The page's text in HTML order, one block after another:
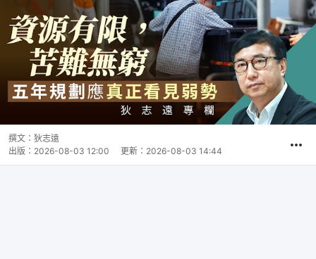
撰文： 狄志遠
出版： 2026-08-03 12:00 更新： 2026-08-03 14:44